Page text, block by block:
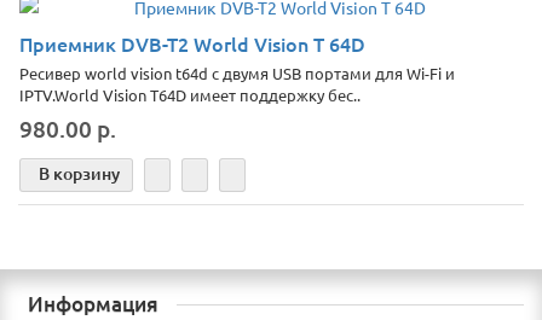
Приемник DVB-T2 World Vision T 64D
Ресивер world vision t64d с двумя USB портами для Wi-Fi и
IPTV.World Vision T64D имеет поддержку бес..
980.00 р.
В корзину
Информация